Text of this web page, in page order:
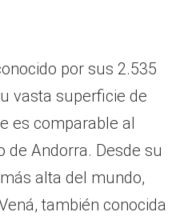
por sus 2.535
vasta superficie de
es comparable al
de Andorra. Desde su
alta del mundo,
también conocida